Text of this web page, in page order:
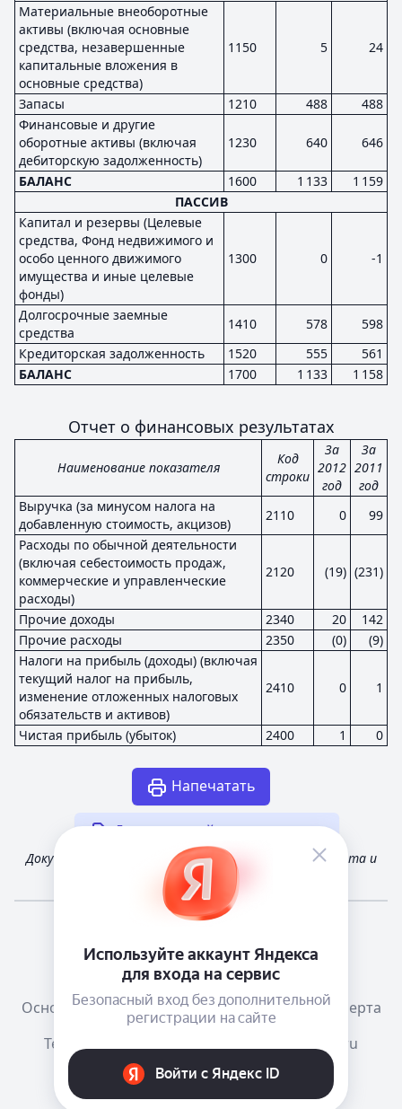
Материальные внеоборотные
активы (включая основные
средства, незавершенные
капитальные вложения в
основные средства)
1150 5 24
Запасы 1210 488
488
Финансовые и другие
оборотные активы (включая
дебиторскую задолженность)
1230 640 646
БАЛАНС 1600 1 133
1 159
ПАССИВ
Капитал и резервы (Целевые
средства, Фонд недвижимого и
особо ценного движимого
имущества и иные целевые
фонды)
1300 0 -1
Долгосрочные заемные
средства
1410 578
598
Кредиторская задолженность
1520 555
561
БАЛАНС
1700 1 133 1 158
Отчет о финансовых результатах
Наименование показателя
Код
строки
За
2012
год
За
2011
год
Выручка (за минусом налога на
добавленную стоимость, акцизов)
2110 0
99
Расходы по обычной деятельности
(включая себестоимость продаж,
коммерческие и управленческие
расходы)
2120 (19) (231)
Прочие доходы 2340 20
142
Прочие расходы
2350 (0)
(9)
Налоги на прибыль (доходы) (включая
текущий налог на прибыль,
изменение отложенных налоговых
обязательств и активов)
2410 0 1
Чистая прибыль (убыток) 2400 1 0
Напечатать
Другая случайная отчетность
Документ получен из открытых источников Росстата и
Федеральной налоговой службы России
Телеграм канал о сервисе
Основания размещения информации
Оферта
Тема:
mail@e-ecolog.ru
Е-Досье, 2015-2026